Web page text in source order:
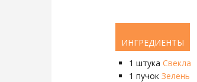
ИНГРЕДИЕНТЫ
1 штука Свекла
1 пучок Зелень